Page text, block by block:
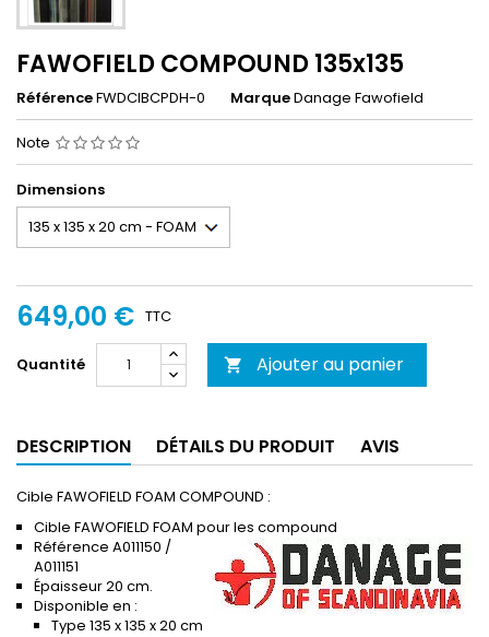
FAWOFIELD COMPOUND 135x135
RéférenceFWDCIBCPDH-0 MarqueDanage Fawofield
Note
Dimensions
649,00 € TTC
Quantité  Ajouter au panier
DESCRIPTION DÉTAILS DU PRODUIT AVIS
Cible FAWOFIELD FOAM COMPOUND :
Cible FAWOFIELD FOAM pour les compound
Référence A011150 /
A011151
Épaisseur 20 cm.
Disponible en :
Type 135 x 135 x 20 cm